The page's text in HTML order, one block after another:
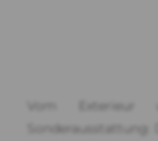
Vom
Sonderausstattung: